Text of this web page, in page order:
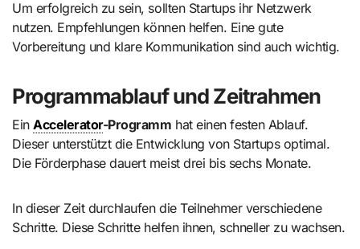
Um erfolgreich zu sein, sollten Startups ihr Netzwerk
nutzen. Empfehlungen können helfen. Eine gute
Vorbereitung und klare Kommunikation sind auch wichtig.
Programmablauf und Zeitrahmen
EinAccelerator-Programm hat einen festen Ablauf.
Dieser unterstützt die Entwicklung von Startups optimal.
Die Förderphase dauert meist drei bis sechs Monate.
In dieser Zeit durchlaufen die Teilnehmer verschiedene
Schritte. Diese Schritte helfen ihnen, schneller zu wachsen.